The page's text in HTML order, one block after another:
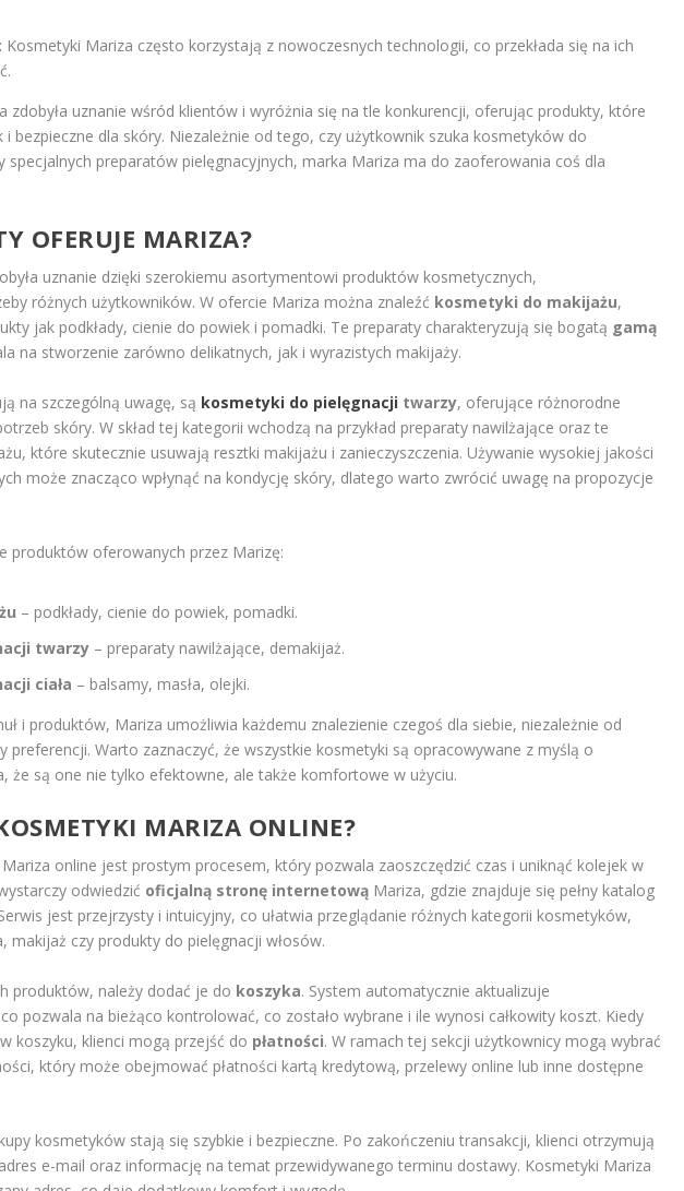
Kosmetyki Mariza często korzystają z nowoczesnych technologii, co przekłada się na ich
zdobyła uznanie wśród klientów i wyróżnia się na tle konkurencji, oferując produkty, które
bezpieczne dla skóry. Niezależnie od tego, czy użytkownik szuka kosmetyków do
specjalnych preparatów pielęgnacyjnych, marka Mariza ma do zaoferowania coś dla
OFERUJE MARIZA?
uznanie dzięki szerokiemu asortymentowi produktów kosmetycznych,
różnych użytkowników. W ofercie Mariza można znaleźć kosmetyki do makijażu,
jak podkłady, cienie do powiek i pomadki. Te preparaty charakteryzują się bogatą gamą
na stworzenie zarówno delikatnych, jak i wyrazistych makijaży.
na szczególną uwagę, są kosmetyki do pielęgnacji twarzy, oferujące różnorodne
skóry. W skład tej kategorii wchodzą na przykład preparaty nawilżające oraz te
które skutecznie usuwają resztki makijażu i zanieczyszczenia. Używanie wysokiej jakości
może znacząco wpłynąć na kondycję skóry, dlatego warto zwrócić uwagę na propozycje
produktów oferowanych przez Marizę:
– podkłady, cienie do powiek, pomadki.
twarzy – preparaty nawilżające, demakijaż.
ciała – balsamy, masła, olejki.
i produktów, Mariza umożliwia każdemu znalezienie czegoś dla siebie, niezależnie od
preferencji. Warto zaznaczyć, że wszystkie kosmetyki są opracowywane z myślą o
że są one nie tylko efektowne, ale także komfortowe w użyciu.
MARIZA ONLINE?
online jest prostym procesem, który pozwala zaoszczędzić czas i uniknąć kolejek w
odwiedzić oficjalną stronę internetową Mariza, gdzie znajduje się pełny katalog
jest przejrzysty i intuicyjny, co ułatwia przeglądanie różnych kategorii kosmetyków,
makijaż czy produkty do pielęgnacji włosów.
produktów, należy dodać je do koszyka. System automatycznie aktualizuje
pozwala na bieżąco kontrolować, co zostało wybrane i ile wynosi całkowity koszt. Kiedy
koszyku, klienci mogą przejść do płatności. W ramach tej sekcji użytkownicy mogą wybrać
który może obejmować płatności kartą kredytową, przelewy online lub inne dostępne
kosmetyków stają się szybkie i bezpieczne. Po zakończeniu transakcji, klienci otrzymują
e-mail oraz informację na temat przewidywanego terminu dostawy. Kosmetyki Mariza